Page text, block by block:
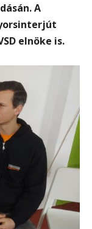
A
elnöke is.